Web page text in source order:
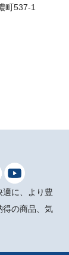
町537-1
に、より豊
得の商品、気